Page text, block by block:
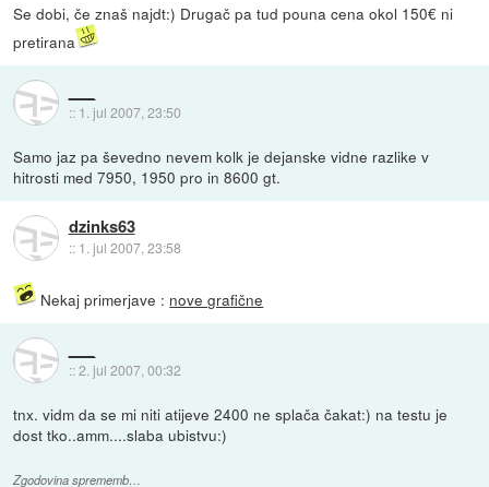
Se dobi, če znaš najdt:) Drugač pa tud pouna cena okol 150€ ni
pretirana
:: 1. jul 2007, 23:50
Samo jaz pa ševedno nevem kolk je dejanske vidne razlike v
hitrosti med 7950, 1950 pro in 8600 gt.
dzinks63
:: 1. jul 2007, 23:58
Nekaj primerjave : nove grafične
::2. jul 2007, 00:32
tnx. vidm da se mi niti atijeve 2400 ne splača čakat:) na testu je
dost tko..amm....slaba ubistvu:)
Zgodovina sprememb…